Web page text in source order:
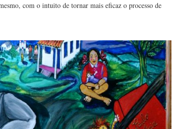
com o intuito de tornar mais eficaz o processo de